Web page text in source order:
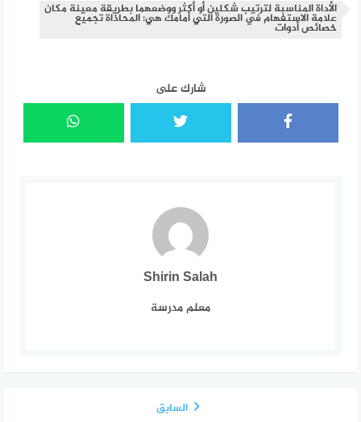
الأداة المناسبة لترتيب شكلين أو أكثر ووضعهما بطريقة معينة مكان
علامة الاستفهام في الصورة التي أمامك هي: المحاذاة تجميع
خصائص أدوات
شارك على
Shirin Salah
معلم مدرسة
السابق